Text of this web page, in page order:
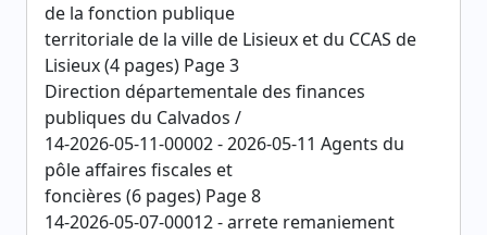
de la fonction publique
territoriale de la ville de Lisieux et du CCAS de
Lisieux (4 pages) Page 3
Direction départementale des finances
publiques du Calvados /
14-2026-05-11-00002 - 2026-05-11 Agents du
pôle affaires fiscales et
foncières (6 pages) Page 8
14-2026-05-07-00012 - arrete remaniement